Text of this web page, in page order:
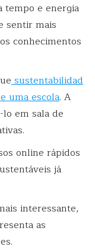
tempo e energia
sentir mais
conhecimentos
sustentabilidad
uma escola. A
em sala de
online rápidos
já
interessante,
as